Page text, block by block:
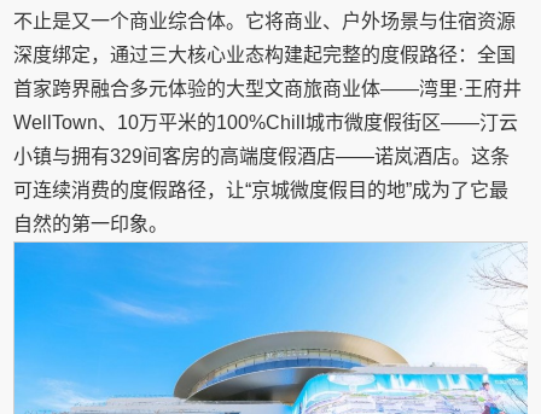
不止是又一个商业综合体。它将商业、户外场景与住宿资源
深度绑定，通过三大核心业态构建起完整的度假路径：全国
首家跨界融合多元体验的大型文商旅商业体——湾里·王府井
WellTown、10万平米的100%Chill城市微度假街区——汀云
小镇与拥有329间客房的高端度假酒店——诺岚酒店。这条
可连续消费的度假路径，让“京城微度假目的地”成为了它最
自然的第一印象。